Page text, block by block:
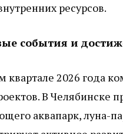
ресурсов.
события и
квартале 2026 года
В Челябинске
аквапарк, луна-